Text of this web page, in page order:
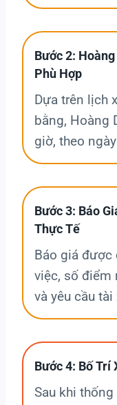
Bước 2:
Phù Hợp
Dựa trên lịch
bằng, Hoàng
giờ, theo
Bước 3: Báo
Thực Tế
Báo giá được
việc, số điểm
và yêu cầu tài
Bước 4: Bố Trí
Sau khi